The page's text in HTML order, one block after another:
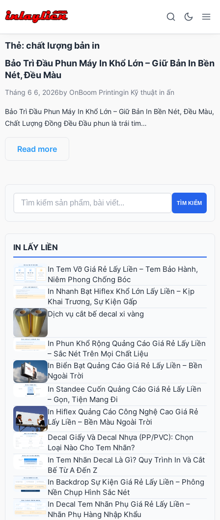
Thẻ: chất lượng bản in
Bảo Trì Đầu Phun Máy In Khổ Lớn – Giữ Bản In Bền
Nét, Đều Màu
Tháng 6 6, 2026by OnBoom Printingin Kỹ thuật in ấn
Bảo Trì Đầu Phun Máy In Khổ Lớn – Giữ Bản In Bền Nét, Đều Màu,
Chất Lượng Đồng Đều Đầu phun là trái tim…
Read more
TÌM KIẾM
IN LẤY LIỀN
In Tem Vỡ Giá Rẻ Lấy Liền – Tem Bảo Hành,
Niêm Phong Chống Bóc
In Nhanh Bạt Hiflex Khổ Lớn Lấy Liền – Kịp
Khai Trương, Sự Kiện Gấp
Dịch vụ cắt bế decal xi vàng
In Phun Khổ Rộng Quảng Cáo Giá Rẻ Lấy Liền
– Sắc Nét Trên Mọi Chất Liệu
In Biển Bạt Quảng Cáo Giá Rẻ Lấy Liền – Bền
Ngoài Trời
In Standee Cuốn Quảng Cáo Giá Rẻ Lấy Liền
– Gọn, Tiện Mang Đi
In Hiflex Quảng Cáo Công Nghệ Cao Giá Rẻ
Lấy Liền – Bền Màu Ngoài Trời
Decal Giấy Và Decal Nhựa (PP/PVC): Chọn
Loại Nào Cho Tem Nhãn?
In Tem Nhãn Decal Là Gì? Quy Trình In Và Cắt
Bế Từ A Đến Z
In Backdrop Sự Kiện Giá Rẻ Lấy Liền – Phông
Nền Chụp Hình Sắc Nét
In Decal Tem Nhãn Phụ Giá Rẻ Lấy Liền –
Nhãn Phụ Hàng Nhập Khẩu